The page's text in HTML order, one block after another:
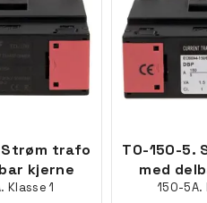
Strøm trafo
kjerne
Klasse 1
TO-150-5.
med
150-5A.